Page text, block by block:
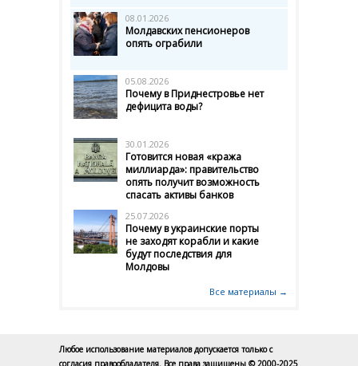
08.01.2026
Молдавских пенсионеров
опять ограбили
05.08.2026
Почему в Приднестровье нет
дефицита воды?
30.01.2026
Готовится новая «кража
миллиарда»: правительство
опять получит возможность
спасать активы банков
25.07.2026
Почему в украинские порты
не заходят корабли и какие
будут последствия для
Молдовы
Все материалы →
Любое использование материалов допускается только с
согласия правообладателя. Все права защищены © 2000-2025